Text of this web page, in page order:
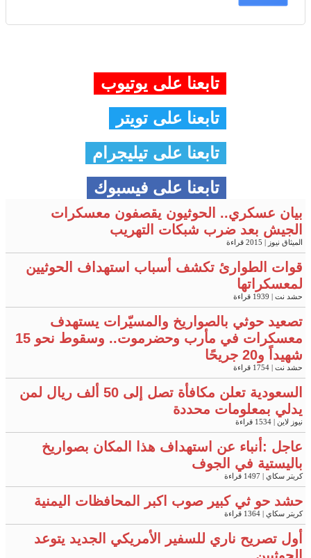
تابعنا على يوتيوب
تابعنا على تويتر
تابعنا على تيليجرام
تابعنا على فيسبوك
بيان عسكري.. الحوثيون يقصفون معسكرات
الجيش بعد ضرب شبكات التهريب
الميثاق نيوز | 2015 قراءة
قوات الطوارئ تكشف أسباب استهداف الحوثيين
لمعسكراتها
حشد نت | 1939 قراءة
تصعيد حوثي بالصواريخ والمسيّرات يستهدف
معسكرات في مأرب وحضرموت.. وسقوط نحو 15
شهيداً و20 جريحًا
حشد نت | 1754 قراءة
السعودية تعلن مكافأة تصل إلى 50 ألف ريال لمن
يدلي بمعلومات محددة
نيوز لاين | 1534 قراءة
عاجل :أنباء عن استهداف هذا المكان بصواريخ
باليستية في الجوف
كريتر سكاي | 1497 قراءة
حشد حو ثي كبير صوب اكبر المحافظات اليمنية
كريتر سكاي | 1364 قراءة
أول تصريح ناري للسفير الأمريكي الجديد يتوعد